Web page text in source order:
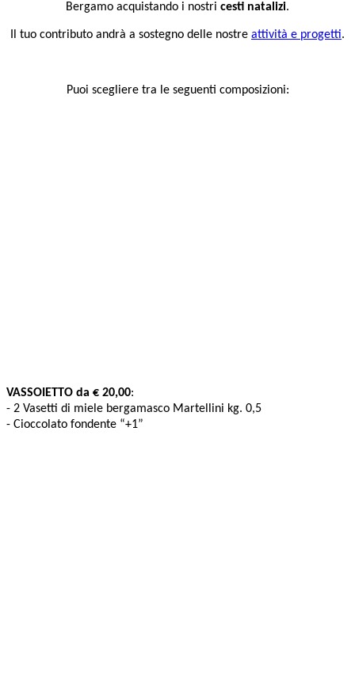
Bergamo acquistando i nostri cesti natalizi.
Il tuo contributo andrà a sostegno delle nostre attività e progetti.
Puoi scegliere tra le seguenti composizioni:
VASSOIETTO da € 20,00:
- 2 Vasetti di miele bergamasco Martellini kg. 0,5
- Cioccolato fondente “+1”